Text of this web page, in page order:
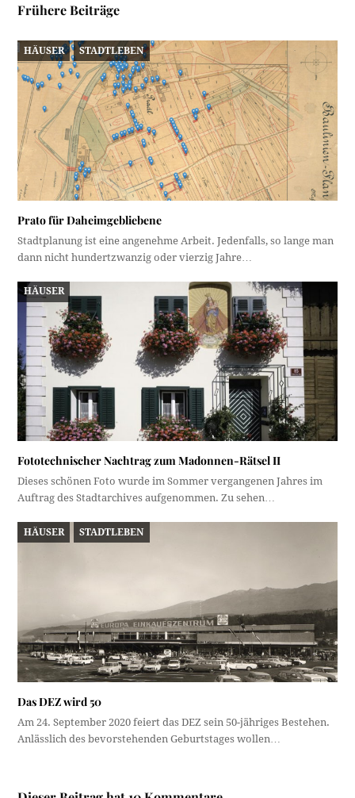
Frühere Beiträge
HÄUSER STADTLEBEN
Prato für Daheimgebliebene
Stadtplanung ist eine angenehme Arbeit. Jedenfalls, so lange man
dann nicht hundertzwanzig oder vierzig Jahre…
HÄUSER
Fototechnischer Nachtrag zum Madonnen-Rätsel II
Dieses schönen Foto wurde im Sommer vergangenen Jahres im
Auftrag des Stadtarchives aufgenommen. Zu sehen…
HÄUSER STADTLEBEN
Das DEZ wird 50
Am 24. September 2020 feiert das DEZ sein 50-jähriges Bestehen.
Anlässlich des bevorstehenden Geburtstages wollen…